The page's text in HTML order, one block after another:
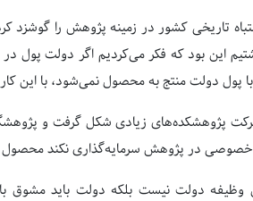
تاریخی کشور در زمینه پژوهش را گوشزد
این بود که فکر می‌کردیم اگر دولت
پول دولت منتج به محصول نمی‌شود، با این
پژوهشکده‌های زیادی شکل گرفت و
در پژوهش سرمایه‌گذاری نکند محصول
وظیفه دولت نیست بلکه دولت باید